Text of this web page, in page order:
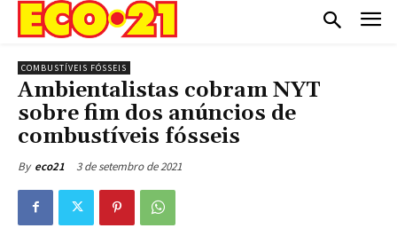
COMBUSTÍVEIS FÓSSEIS
Ambientalistas cobram NYT
sobre fim dos anúncios de
combustíveis fósseis
By eco21 3 de setembro de 2021